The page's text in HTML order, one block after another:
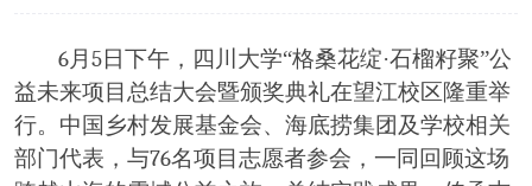
6月 5日下午，四川大学“格桑花绽·石榴籽聚”公
益未来项目总结大会暨颁奖典礼在望江校区隆重举
行。中国乡村发展基金会、海底捞集团及学校相关
部门代表，与76名项目志愿者参会，一同回顾这场